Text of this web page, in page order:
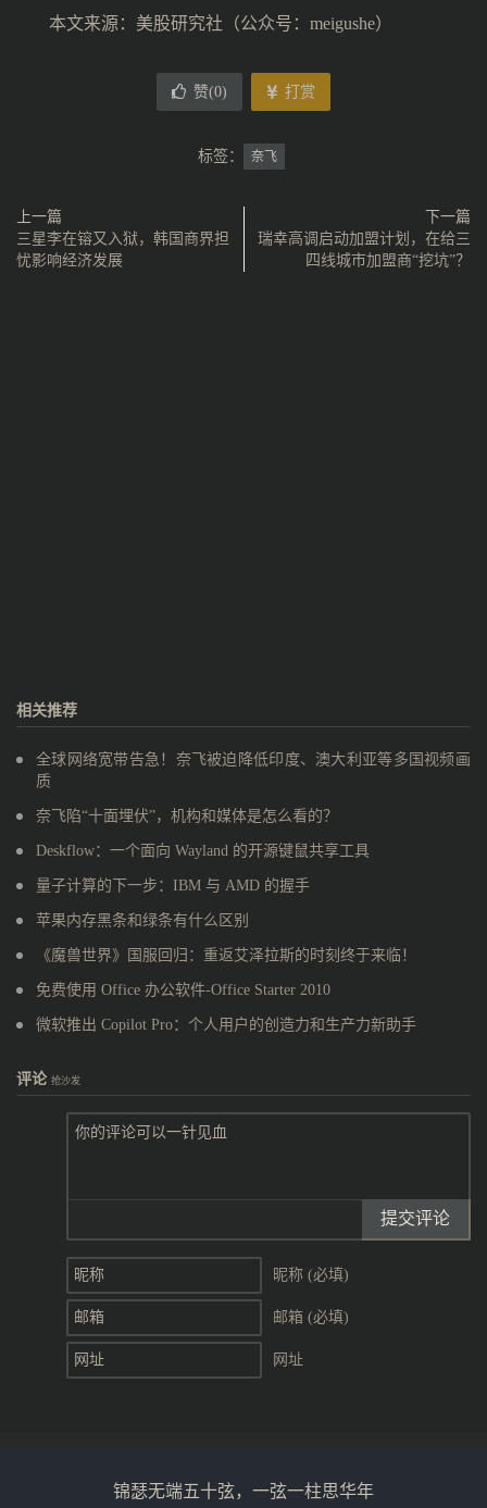
本文来源：美股研究社（公众号：meigushe）
赞(0) 打赏
标签： 奈飞
上一篇
三星李在镕又入狱，韩国商界担
忧影响经济发展
下一篇
瑞幸高调启动加盟计划，在给三
四线城市加盟商“挖坑”？
相关推荐
全球网络宽带告急！奈飞被迫降低印度、澳大利亚等多国视频画
质
奈飞陷“十面埋伏”，机构和媒体是怎么看的？
Deskflow：一个面向 Wayland 的开源键鼠共享工具
量子计算的下一步：IBM 与 AMD 的握手
苹果内存黑条和绿条有什么区别
《魔兽世界》国服回归：重返艾泽拉斯的时刻终于来临！
免费使用 Office 办公软件-Office Starter 2010
微软推出 Copilot Pro：个人用户的创造力和生产力新助手
评论 抢沙发
提交评论
昵称 (必填)
邮箱 (必填)
网址
锦瑟无端五十弦，一弦一柱思华年